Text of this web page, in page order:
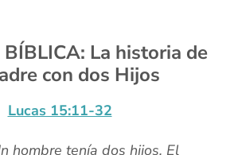
BÍBLICA: La historia de
con dos Hijos
Lucas 15:11-32
hombre tenía dos hijos. El